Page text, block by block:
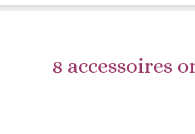
8 accessoires